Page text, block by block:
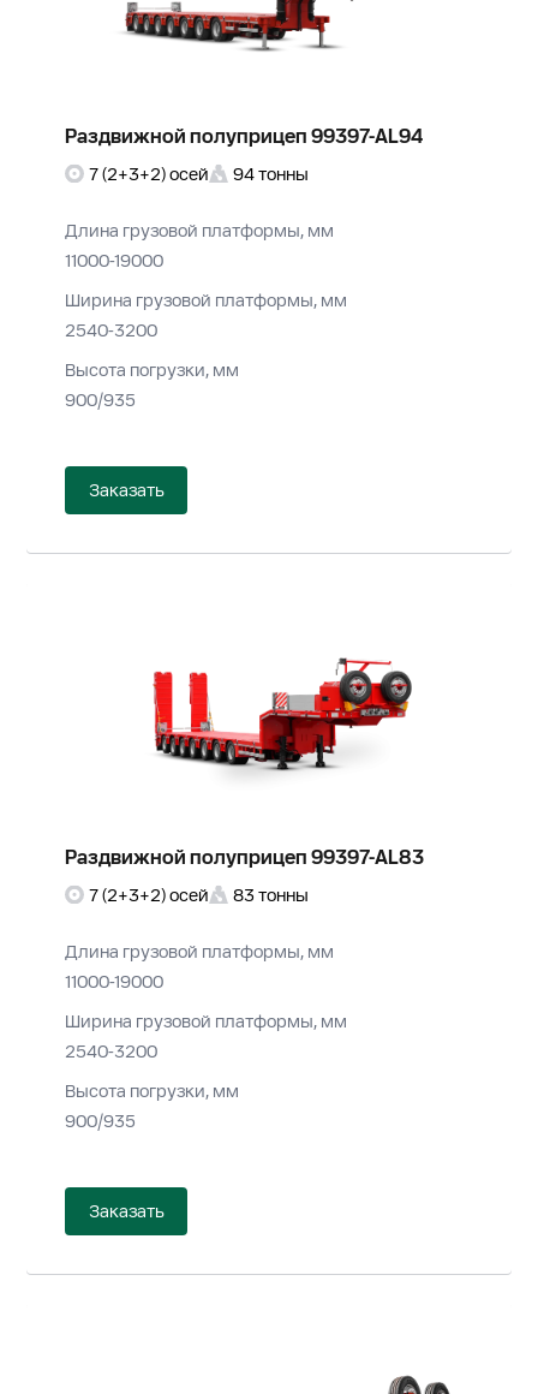
Раздвижной полуприцеп 99397-AL94
7 (2+3+2) осей 94 тонны
Длина грузовой платформы, мм
11000-19000
Ширина грузовой платформы, мм
2540-3200
Высота погрузки, мм
900/935
Заказать
Раздвижной полуприцеп 99397-AL83
7 (2+3+2) осей 83 тонны
Длина грузовой платформы, мм
11000-19000
Ширина грузовой платформы, мм
2540-3200
Высота погрузки, мм
900/935
Заказать